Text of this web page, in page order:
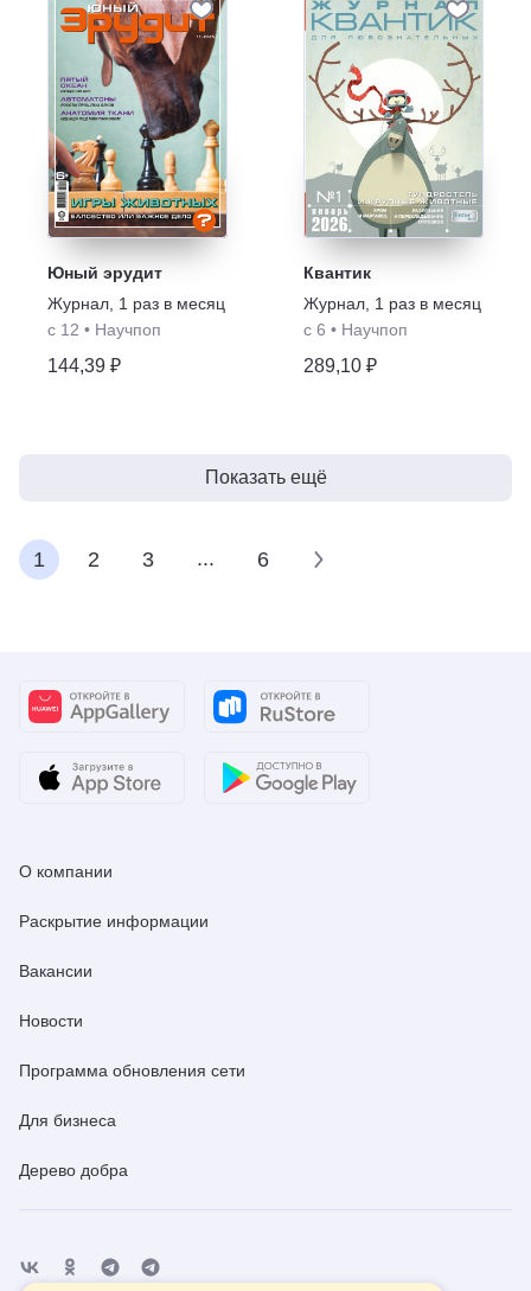
Юный эрудит
Журнал 1 раз в месяц
с 12 • Научпоп
144,39 ₽
Квантик
Журнал 1 раз в месяц
с 6 • Научпоп
289,10 ₽
Показать ещё
1 2 3 ... 6
О компании
Раскрытие информации
Вакансии
Новости
Программа обновления сети
Для бизнеса
Дерево добра